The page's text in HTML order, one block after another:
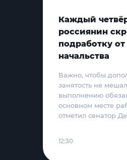
Каждый
россиянин
подработку от
начальства
Важно, чтобы
занятость не
выполнению
основном месте
отметил сенатор
12:30